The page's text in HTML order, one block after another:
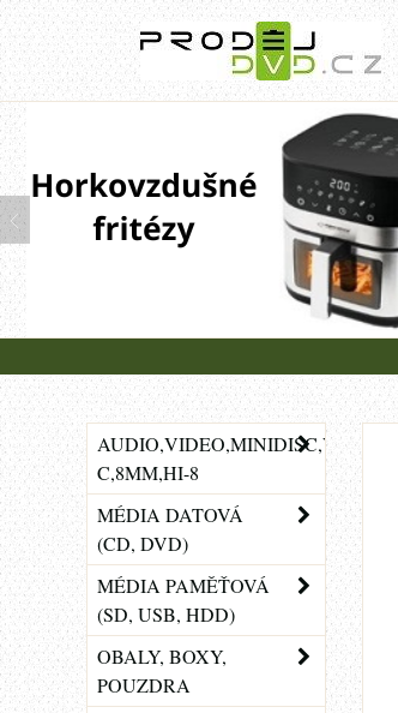
AUDIO,VIDEO,MINIDISC,VHS-
C,8MM,HI-8
MÉDIA DATOVÁ
(CD, DVD)
MÉDIA PAMĚŤOVÁ
(SD, USB, HDD)
OBALY, BOXY,
POUZDRA